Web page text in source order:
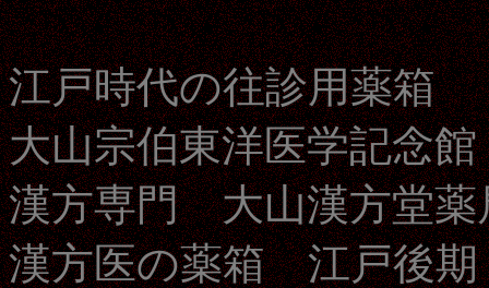
江戸時代の往診用薬箱
大山宗伯東洋医学記念
漢方専門 大山漢方堂
漢方医の薬箱 江戸後期